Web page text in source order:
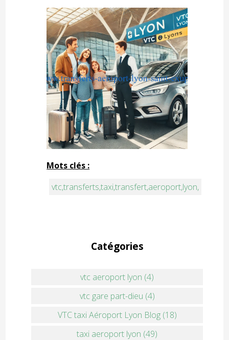
Mots clés :
vtc,transferts,taxi,transfert,aeroport,lyon,
Catégories
vtc aeroport lyon (4)
vtc gare part-dieu (4)
VTC taxi Aéroport Lyon Blog (18)
taxi aeroport lyon (49)